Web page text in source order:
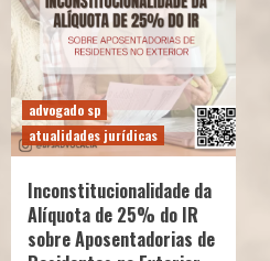
advogado sp
atualidades jurídicas
Inconstitucionalidade da
Alíquota de 25% do IR
sobre Aposentadorias de